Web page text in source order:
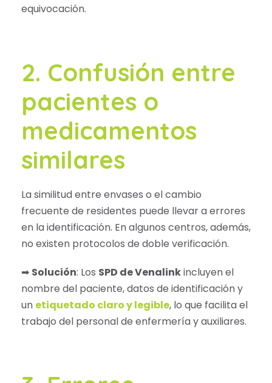
equivocación.
2. Confusión entre
pacientes o
medicamentos
similares
La similitud entre envases o el cambio
frecuente de residentes puede llevar a errores
en la identificación. En algunos centros, además,
no existen protocolos de doble verificación.
➡ Solución: Los SPD de Venalinkincluyen el
nombre del paciente, datos de identificación y
un etiquetado claro y legible, lo que facilita el
trabajo del personal de enfermería y auxiliares.